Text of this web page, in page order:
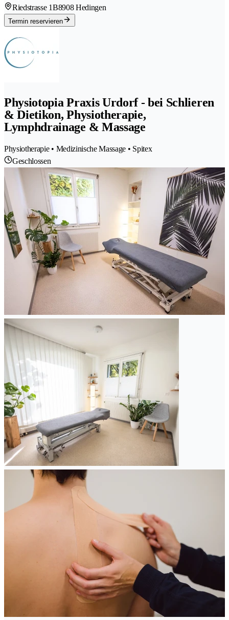
Riedstrasse 1B8908 Hedingen
Termin reservieren
Physiotopia Praxis Urdorf - bei Schlieren
& Dietikon, Physiotherapie,
Lymphdrainage & Massage
Physiotherapie • Medizinische Massage • Spitex
Geschlossen